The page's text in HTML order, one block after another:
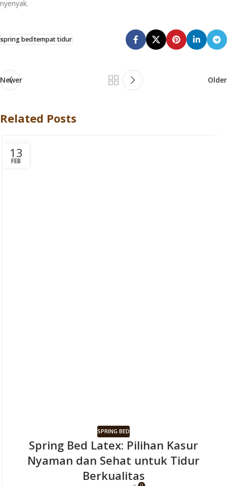
nyenyak.
spring bedtempat tidur
Newer Older
Related Posts
13
FEB
SPRING BED
Spring Bed Latex: Pilihan Kasur
Nyaman dan Sehat untuk Tidur
Berkualitas